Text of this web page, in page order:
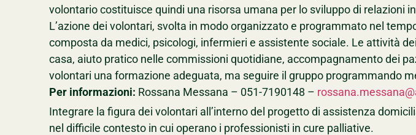
volontario costituisce quindi una risorsa umana per lo sviluppo di relazioni
L’azione dei volontari, svolta in modo organizzato e programmato nel
composta da medici, psicologi, infermieri e assistente sociale. Le attività
casa, aiuto pratico nelle commissioni quotidiane, accompagnamento dei
volontari una formazione adeguata, ma seguire il gruppo programmando
Per informazioni: Rossana Messana – 051-7190148 –
Integrare la figura dei volontari all’interno del progetto di assistenza
nel difficile contesto in cui operano i professionisti in cure palliative.